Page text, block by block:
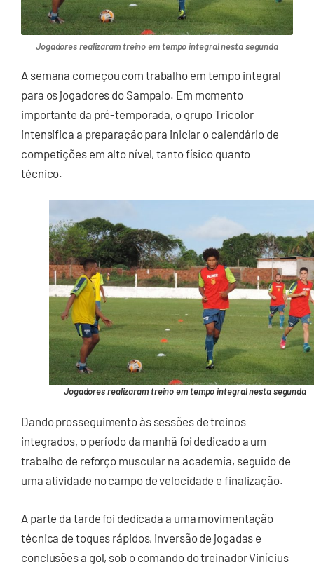
Jogadores realizaram treino em tempo integral nesta segunda
A semana começou com trabalho em tempo integral
para os jogadores do Sampaio. Em momento
importante da pré-temporada, o grupo Tricolor
intensifica a preparação para iniciar o calendário de
competições em alto nível, tanto físico quanto
técnico.
Jogadores realizaram treino em tempo integral nesta segunda
Dando prosseguimento às sessões de treinos
integrados, o período da manhã foi dedicado a um
trabalho de reforço muscular na academia, seguido de
uma atividade no campo de velocidade e finalização.
A parte da tarde foi dedicada a uma movimentação
técnica de toques rápidos, inversão de jogadas e
conclusões a gol, sob o comando do treinador Vinícius